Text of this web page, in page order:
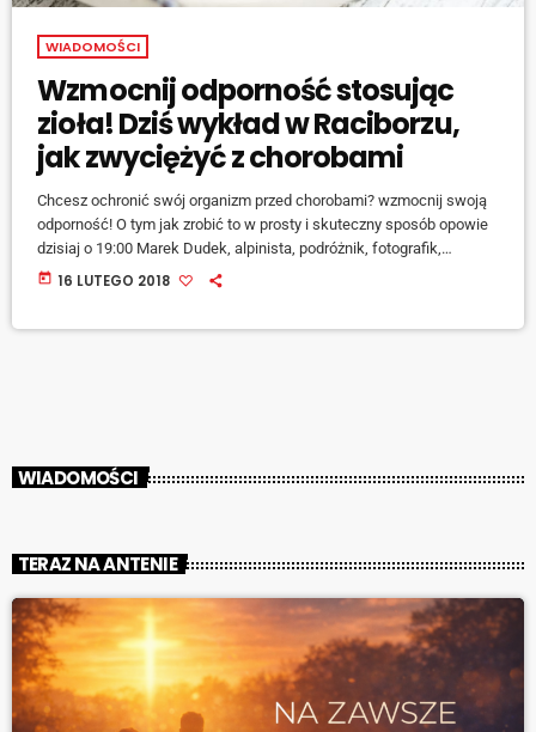
WIADOMOŚCI
Wzmocnij odporność stosując
zioła! Dziś wykład w Raciborzu,
jak zwyciężyć z chorobami
Chcesz ochronić swój organizm przed chorobami? wzmocnij swoją
odporność! O tym jak zrobić to w prosty i skuteczny sposób opowie
dzisiaj o 19:00 Marek Dudek, alpinista, podróżnik, fotografik,
propagator zdrowego stylu życia, który odwiedza właśnie Racibórz:
today 16 LUTEGO 2018
WIADOMOŚCI
TERAZ NA ANTENIE